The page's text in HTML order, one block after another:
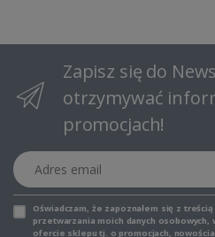
Zapisz się do
otrzymywać
promocjach!
Adres email
Oświadczam, że zapoznałem się z treścią
przetwarzania moich danych osobowych,
ofercie sklepu tj. o promocjach,